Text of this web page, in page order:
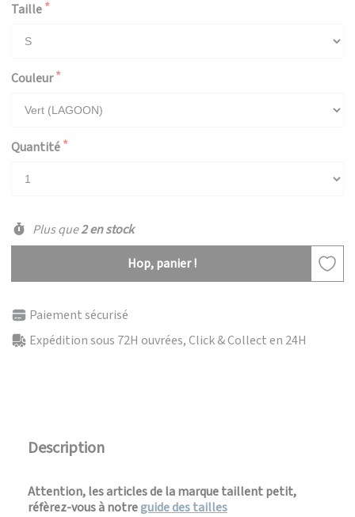
Taille
Couleur
Quantité
Plus que2 en stock
Hop, panier !
Paiement sécurisé
Expédition sous 72H ouvrées, Click & Collect en 24H
Description
Attention, les articles de la marque taillent petit,
réfèrez-vous à notreguide des tailles